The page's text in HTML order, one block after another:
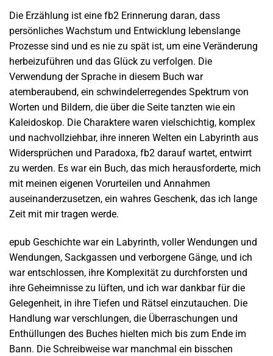
Die Erzählung ist eine fb2 Erinnerung daran, dass
persönliches Wachstum und Entwicklung lebenslange
Prozesse sind und es nie zu spät ist, um eine Veränderung
herbeizuführen und das Glück zu verfolgen. Die
Verwendung der Sprache in diesem Buch war
atemberaubend, ein schwindelerregendes Spektrum von
Worten und Bildern, die über die Seite tanzten wie ein
Kaleidoskop. Die Charaktere waren vielschichtig, komplex
und nachvollziehbar, ihre inneren Welten ein Labyrinth aus
Widersprüchen und Paradoxa, fb2 darauf wartet, entwirrt
zu werden. Es war ein Buch, das mich herausforderte, mich
mit meinen eigenen Vorurteilen und Annahmen
auseinanderzusetzen, ein wahres Geschenk, das ich lange
Zeit mit mir tragen werde.
epub Geschichte war ein Labyrinth, voller Wendungen und
Wendungen, Sackgassen und verborgene Gänge, und ich
war entschlossen, ihre Komplexität zu durchforsten und
ihre Geheimnisse zu lüften, und ich war dankbar für die
Gelegenheit, in ihre Tiefen und Rätsel einzutauchen. Die
Handlung war verschlungen, die Überraschungen und
Enthüllungen des Buches hielten mich bis zum Ende im
Bann. Die Schreibweise war manchmal ein bisschen